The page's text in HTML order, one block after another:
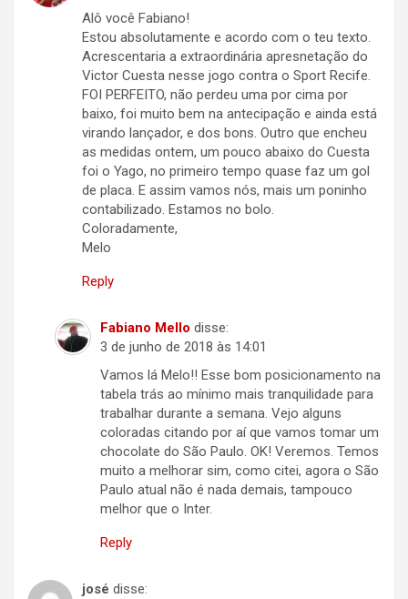
Alô você Fabiano!
Estou absolutamente e acordo com o teu texto.
Acrescentaria a extraordinária apresnetação do
Victor Cuesta nesse jogo contra o Sport Recife.
FOI PERFEITO, não perdeu uma por cima por
baixo, foi muito bem na antecipação e ainda está
virando lançador, e dos bons. Outro que encheu
as medidas ontem, um pouco abaixo do Cuesta
foi o Yago, no primeiro tempo quase faz um gol
de placa. E assim vamos nós, mais um poninho
contabilizado. Estamos no bolo.
Coloradamente,
Melo
Reply
Fabiano Mello disse:
3 de junho de 2018 às 14:01
Vamos lá Melo!! Esse bom posicionamento na
tabela trás ao mínimo mais tranquilidade para
trabalhar durante a semana. Vejo alguns
coloradas citando por aí que vamos tomar um
chocolate do São Paulo. OK! Veremos. Temos
muito a melhorar sim, como citei, agora o São
Paulo atual não é nada demais, tampouco
melhor que o Inter.
Reply
josé disse: